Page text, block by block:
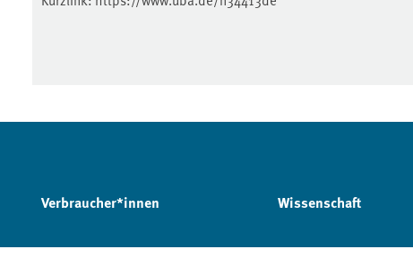
Verbraucher*innen Wissenschaft